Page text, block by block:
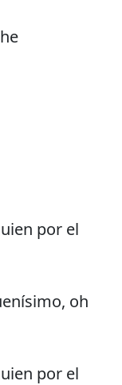
por el
oh
por el